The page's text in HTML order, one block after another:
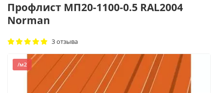
Профлист МП20-1100-0.5 RAL2004
Norman
3 отзыва
/м2